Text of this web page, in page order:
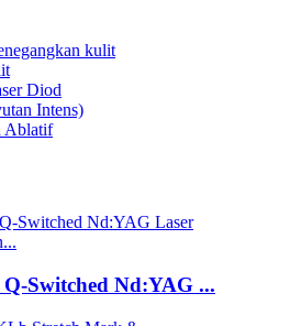
kulit
Diod
Intens)
Ablatif
Switched Nd:YAG ...